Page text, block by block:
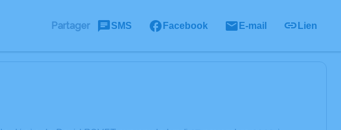
Partager SMS Facebook E-mail Lien